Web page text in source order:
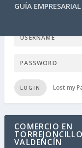
GUÍA EMPRESARIAL
LOGIN USER TTN
LOGIN Lost my
COMERCIO EN
VALDENCÍN